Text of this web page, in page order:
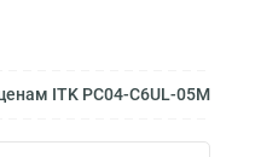
ITK PC04-C6UL-05M